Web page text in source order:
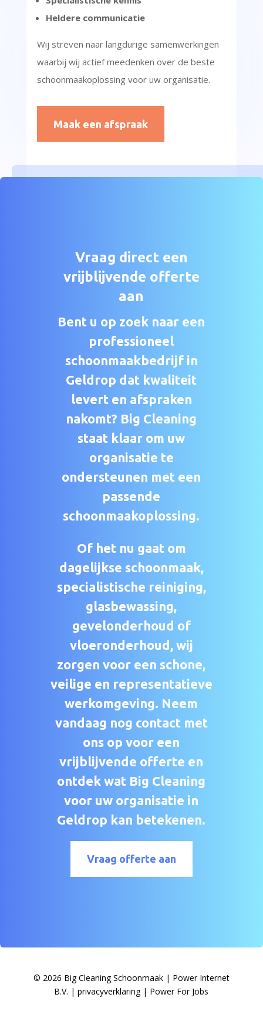
Heldere communicatie
Wij streven naar langdurige samenwerkingen
waarbij wij actief meedenken over de beste
schoonmaakoplossing voor uw organisatie.
Maak een afspraak
Vraag direct een
vrijblijvende offerte
aan
Bent u op zoek naar een
professioneel
schoonmaakbedrijf in
Geldrop dat kwaliteit
levert en afspraken
nakomt? Big Cleaning
staat klaar om uw
organisatie te
ondersteunen met een
passende
schoonmaakoplossing.
Of het nu gaat om
dagelijkse schoonmaak,
specialistische reiniging,
glasbewassing,
gevelonderhoud of
vloeronderhoud, wij
zorgen voor een schone,
veilige en representatieve
werkomgeving. Neem
vandaag nog contact met
ons op voor een
vrijblijvende offerte en
ontdek wat Big Cleaning
voor uw organisatie in
Geldrop kan betekenen.
Vraag offerte aan
© 2026 Big Cleaning Schoonmaak| Power Internet
B.V. |privacyverklaring| Power For Jobs